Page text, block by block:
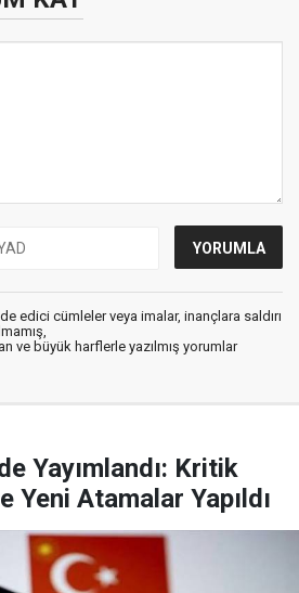
edici cümleler veya imalar, inançlara saldırı
ve büyük harflerle yazılmış yorumlar
Yayımlandı: Kritik
Yeni Atamalar Yapıldı